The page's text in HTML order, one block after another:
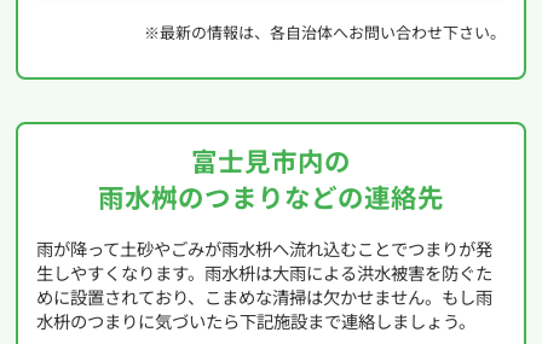
※最新の情報は、各自治体へお問い合わせ下さい。
富士見市内の
雨水桝のつまりなどの連絡先
雨が降って土砂やごみが雨水枡へ流れ込むことでつまりが発
生しやすくなります。雨水枡は大雨による洪水被害を防ぐた
めに設置されており、こまめな清掃は欠かせません。もし雨
水枡のつまりに気づいたら下記施設まで連絡しましょう。